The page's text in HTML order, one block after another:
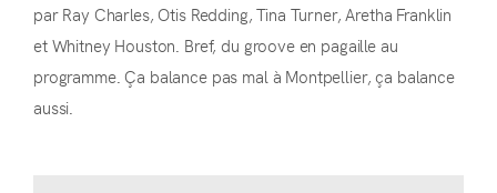
par Ray Charles, Otis Redding, Tina Turner, Aretha Franklin
et Whitney Houston. Bref, du groove en pagaille au
programme. Ça balance pas mal à Montpellier, ça balance
aussi.